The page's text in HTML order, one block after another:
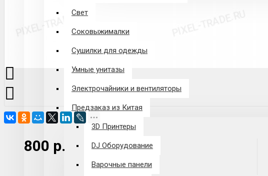
Свет
Соковыжималки
Сушилки для одежды
Умные унитазы
Электрочайники и вентиляторы
Предзаказ из Китая
3D Принтеры
DJ Оборудование
Варочные панели
800 р.